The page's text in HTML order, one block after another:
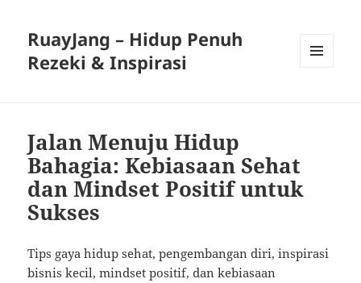
RuayJang – Hidup Penuh
Rezeki & Inspirasi
Jalan Menuju Hidup
Bahagia: Kebiasaan Sehat
dan Mindset Positif untuk
Sukses
Tips gaya hidup sehat, pengembangan diri, inspirasi
bisnis kecil, mindset positif, dan kebiasaan